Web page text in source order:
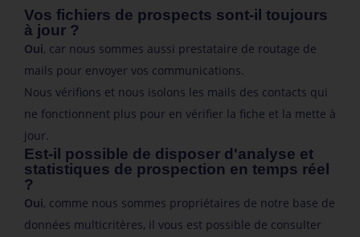
Vos fichiers de prospects sont-il toujours
à jour ?
Oui, car nous sommes aussi prestataire de routage de
mails pour envoyer vos communications.
Nous vérifions et nous isolons les mails des contacts qui
ne fonctionnent plus pour en vérifier la fiche et la mette à
jour.
Est-il possible de disposer d'analyse et
statistiques de prospection en temps réel
?
Oui, comme nous sommes propriétaires de notre base de
données multicritères, il vous est possible de consulter